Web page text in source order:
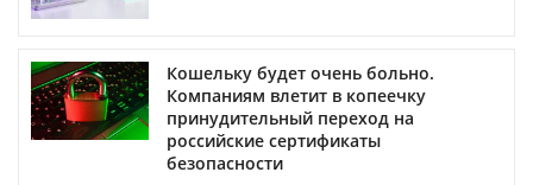
Кошельку будет очень больно.
Компаниям влетит в копеечку
принудительный переход на
российские сертификаты
безопасности